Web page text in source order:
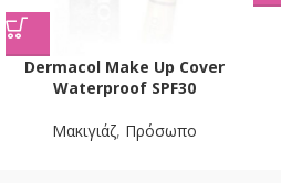
Dermacol Make Up Cover
Waterproof SPF30
Mακιγιάζ, Πρόσωπο